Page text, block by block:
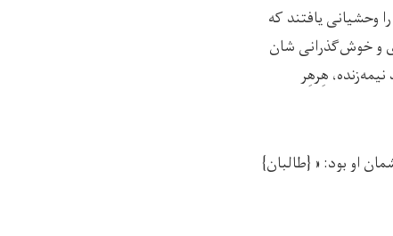
وحشیانی یافتند که
و خوش‌گذرانی شان
هِرهِر
در مقابل چشمان او بود: « {طالبان}